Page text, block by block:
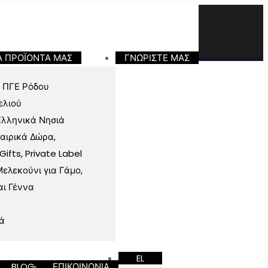
ΠΡΟΪΟΝΤΑ ΜΑΣ
ΠΓΕ Ρόδου
Νησιά
Δώρα,
Private Label
για Γάμο,
Γέννα
ΓΝΩΡΙΣΤΕ ΜΑΣ
EL